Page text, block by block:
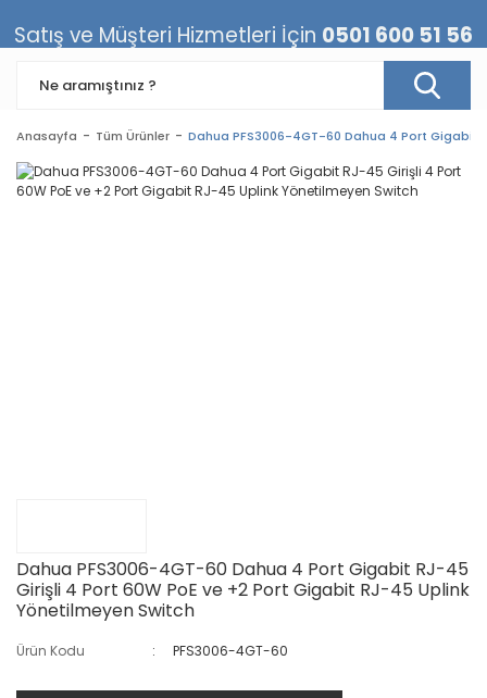
Anasayfa Tüm Ürünler Dahua PFS3006-4GT-60 Dahua 4 Port Gigabit
Dahua PFS3006-4GT-60 Dahua 4 Port Gigabit RJ-45
Girişli 4 Port 60W PoE ve +2 Port Gigabit RJ-45 Uplink
Yönetilmeyen Switch
Ürün Kodu PFS3006-4GT-60
Satış ve Müşteri Hizmetleri İçin 0501 600 51 56